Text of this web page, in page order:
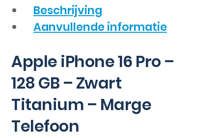
Beschrijving
Aanvullende informatie
Apple iPhone 16 Pro –
128 GB – Zwart
Titanium – Marge
Telefoon